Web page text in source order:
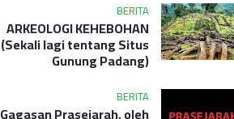
BERITA
ARKEOLOGI KEHEBOHAN
(Sekali lagi tentang Situs
Gunung Padang)
BERITA
Gagasan Prasejarah, oleh